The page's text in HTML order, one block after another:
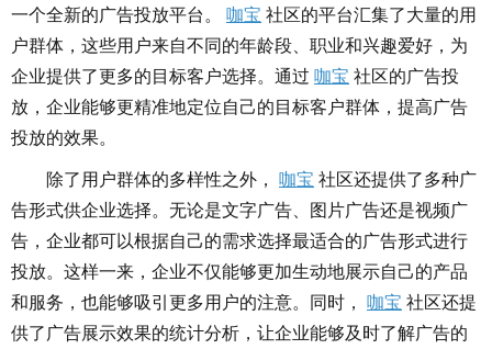
一个全新的广告投放平台。
咖宝 社区的平台汇集了大量的用
户群体，这些用户来自不同的年龄段、职业和兴趣爱好，为
企业提供了更多的目标客户选择。通过 咖宝 社区的广告投
放，企业能够更精准地定位自己的目标客户群体，提高广告
投放的效果。
除了用户群体的多样性之外， 咖宝 社区还提供了多种广
告形式供企业选择。无论是文字广告、图片广告还是视频广
告，企业都可以根据自己的需求选择最适合的广告形式进行
投放。这样一来，企业不仅能够更加生动地展示自己的产品
和服务，也能够吸引更多用户的注意。同时， 咖宝 社区还提
供了广告展示效果的统计分析，让企业能够及时了解广告的